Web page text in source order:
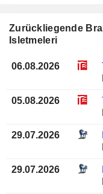
Zurückliegende
Isletmeleri
06.08.2026
05.08.2026
29.07.2026
29.07.2026